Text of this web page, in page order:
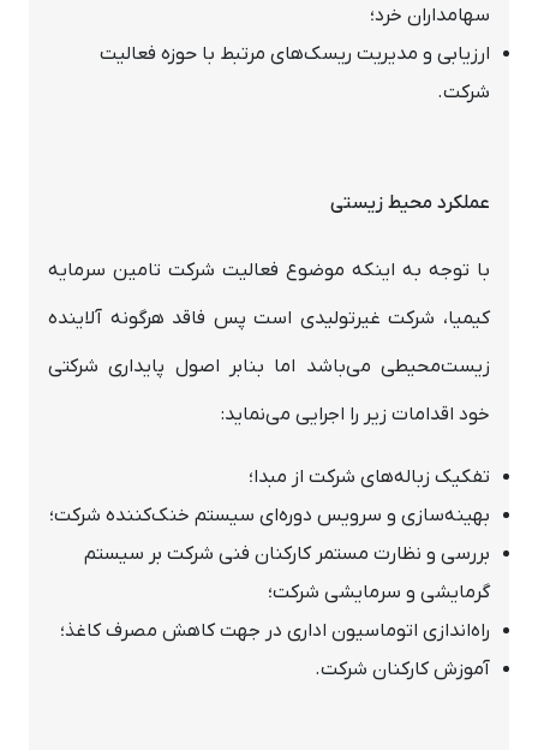
سهامداران خرد؛
ارزیابی و مدیریت ریسک‌های مرتبط با حوزه فعالیت
شرکت.
عملکرد محیط زیستی
با توجه به اینکه موضوع فعالیت شرکت تامین سرمایه
کیمیا، شرکت غیرتولیدی است پس فاقد هرگونه آلاینده
زیست‌محیطی می‌باشد اما بنابر اصول پایداری شرکتی
خود اقدامات زیر را اجرایی می‌نماید:
تفکیک زباله‌های شرکت از مبدا؛
بهینه‌سازی و سرویس‌ دوره‌ای سیستم خنک‌کننده شرکت؛
بررسی و نظارت مستمر کارکنان فنی شرکت بر سیستم
گرمایشی و سرمایشی شرکت؛
راه‌اندازی اتوماسیون اداری در جهت کاهش مصرف کاغذ؛
آموزش کارکنان شرکت.